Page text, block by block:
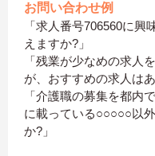
お問い合わせ例
「求人番号706560に
えますか?」
「残業が少なめの求人
が、おすすめの求人はあ
「介護職の募集を都内
に載っている○○○○○以
か?」